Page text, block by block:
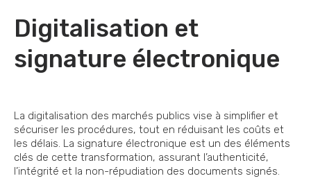
Digitalisation et
signature électronique
La digitalisation des marchés publics vise à simplifier et
sécuriser les procédures, tout en réduisant les coûts et
les délais. La signature électronique est un des éléments
clés de cette transformation, assurant l’authenticité,
l’intégrité et la non-répudiation des documents signés.